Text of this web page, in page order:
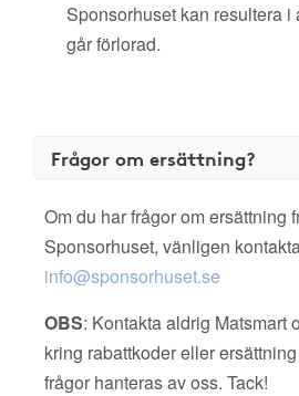
Sponsorhuset kan resultera i
går förlorad.
Frågor om ersättning?
Om du har frågor om ersättning
Sponsorhuset, vänligen
info@sponsorhuset.se
OBS: Kontakta aldrig Matsmart
kring rabattkoder eller
frågor hanteras av oss. Tack!